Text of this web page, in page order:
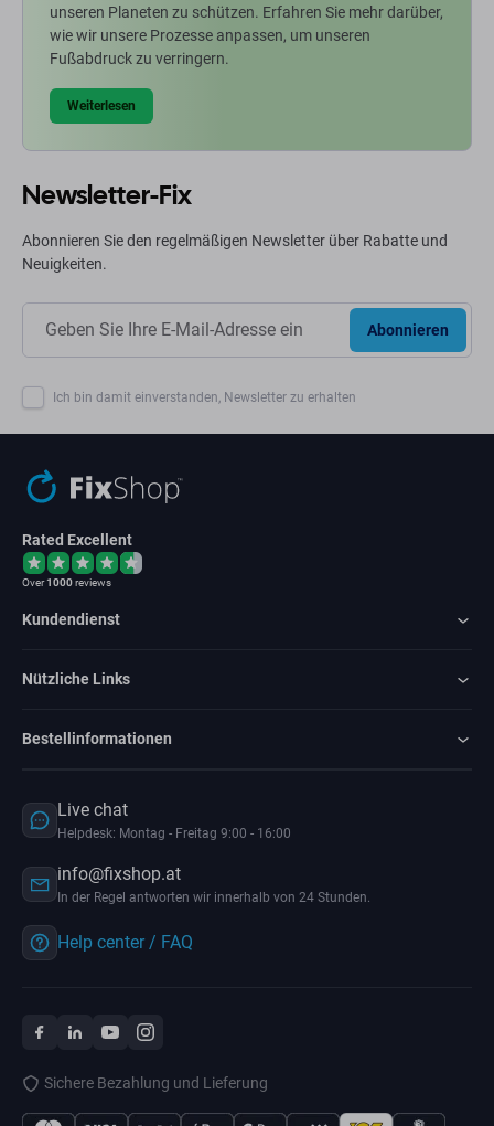
unseren Planeten zu schützen. Erfahren Sie mehr darüber,
wie wir unsere Prozesse anpassen, um unseren
Fußabdruck zu verringern.
Weiterlesen
Newsletter-Fix
Abonnieren Sie den regelmäßigen Newsletter über Rabatte und
Neuigkeiten.
Abonnieren
Ich bin damit einverstanden, Newsletter zu erhalten
Rated Excellent
Over1000reviews
Kundendienst
Nützliche Links
Bestellinformationen
Live chat
Helpdesk: Montag - Freitag 9:00 - 16:00
info@fixshop.at
In der Regel antworten wir innerhalb von 24 Stunden.
Help center / FAQ
Sichere Bezahlung und Lieferung